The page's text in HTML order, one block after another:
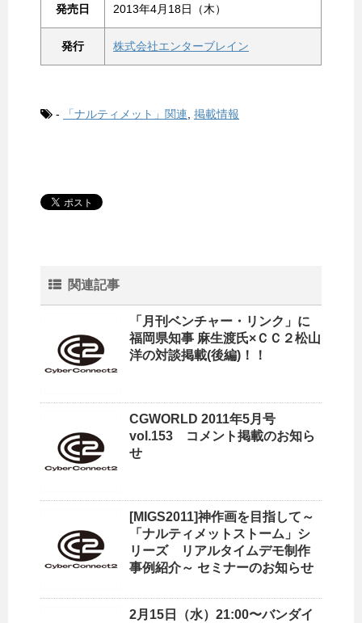
発売日 2013年4月18日（木）
発行 株式会社エンターブレイン
- 「ナルティメット」関連 掲載情報
関連記事
「月刊ベンチャー・リンク」に
福岡県知事 麻生渡氏×ＣＣ２松山
洋の対談掲載(後編)！！
CGWORLD 2011年5月号
vol.153 コメント掲載のお知ら
せ
[MIGS2011]神作画を目指して～
「ナルティメットストーム」シ
リーズ リアルタイムデモ制作
事例紹介～ セミナーのお知らせ
2月15日（水）21:00〜バンダイ